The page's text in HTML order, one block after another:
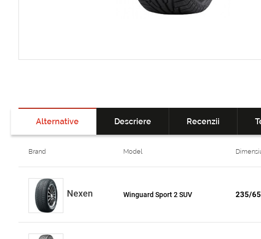
Alternative Descriere Recenzii
Brand Model
Nexen Winguard Sport 2 SUV 235/